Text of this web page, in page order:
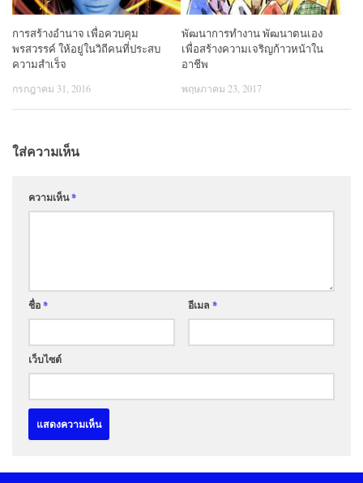
การสร้างอำนาจ เพื่อควบคุม
พรสวรรค์ ให้อยู่ในวิถีคนที่ประสบ
ความสำเร็จ
กรกฎาคม 31, 2016
พัฒนาการทํางาน พัฒนาตนเอง
เพื่อสร้างความเจริญก้าวหน้าใน
อาชีพ
พฤษภาคม 23, 2017
ใส่ความเห็น
ความเห็น*
ชื่อ* อีเมล *
เว็บไซต์